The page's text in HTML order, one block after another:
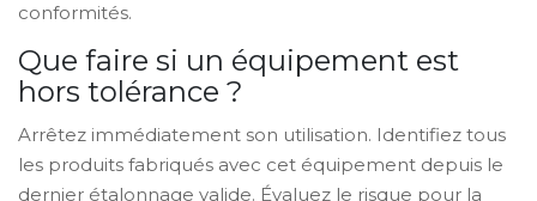
conformités.
Que faire si un équipement est
hors tolérance ?
Arrêtez immédiatement son utilisation. Identifiez tous
les produits fabriqués avec cet équipement depuis le
dernier étalonnage valide. Évaluez le risque pour la